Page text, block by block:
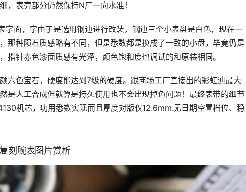
，表壳部分仍然保持N厂一向水准！
字面，字由于是选用钢迪进行改装，钢迪三个小表盘是白色，现在一
那种陨石质感略有不同，但是悉数都是换成了一致的小盘，毕竟仍是
指针赤色漆面质感有光泽，颜色饱和度也调试的和原装相同。
六色宝石，硬度能达到7级的硬度。跟商场工厂直接出的彩虹迪最大
是人工合成但就算是持久使用也不会出现掉色问题！最终表带的细节
机芯，功用悉数实现而且厚度对版仅12.6mm.无日期空置档位、稳
刻腕表图片赏析